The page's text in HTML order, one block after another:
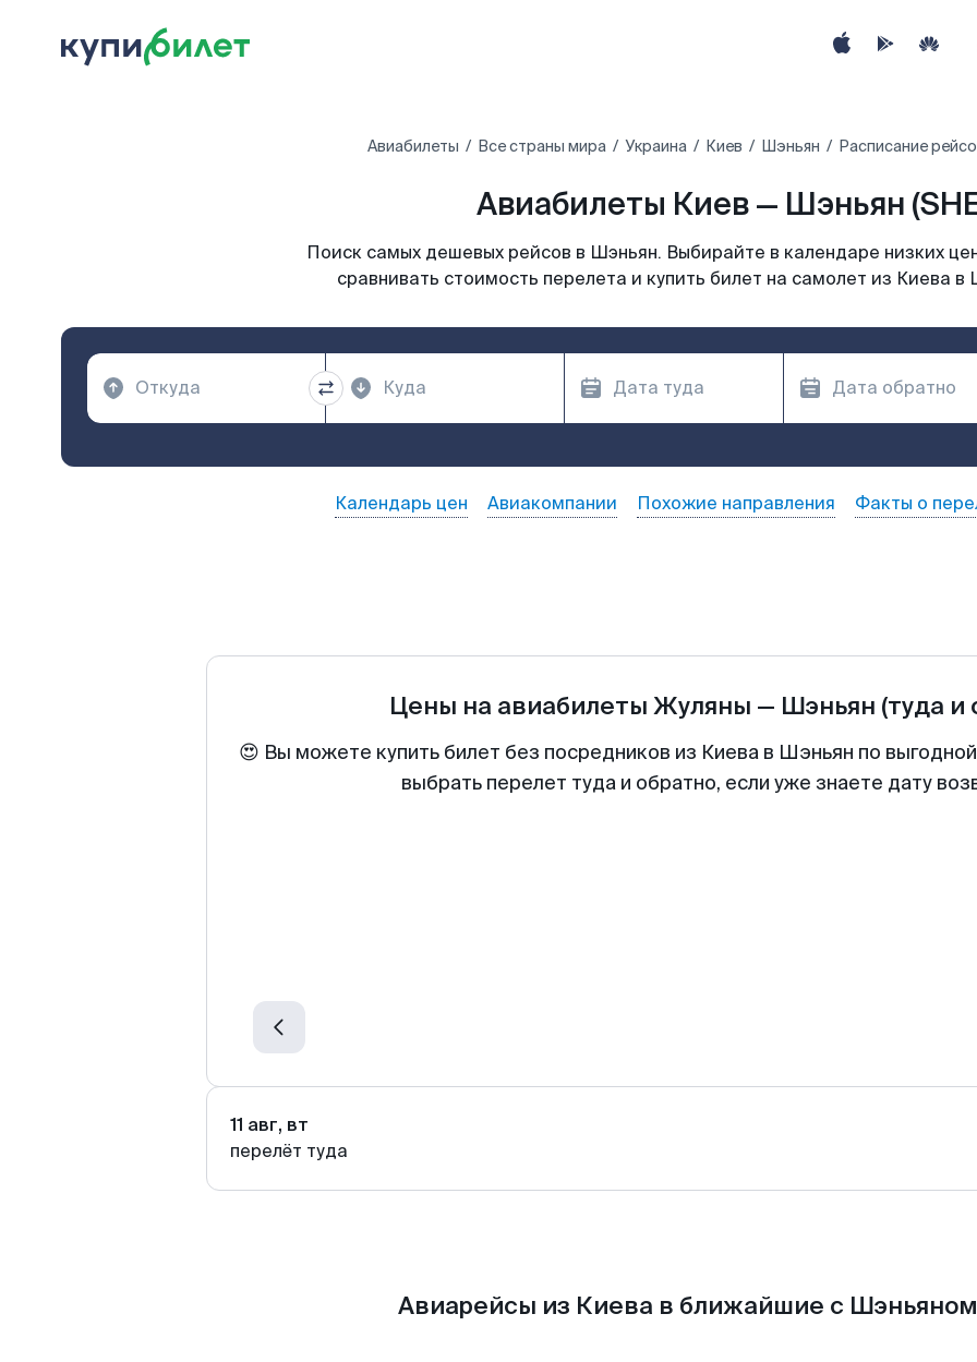
Авиабилеты Все страны мира Украина Киев Шэньян Расписание
Авиабилеты Киев — Шэньян
Поиск самых дешевых рейсов в Шэньян. Выбирайте в календаре низких
сравнивать стоимость перелета и купить билет на самолет из Киева в
Календарь цен Авиакомпании Похожие направления Факты о
Цены на авиабилеты Жуляны — Шэньян (туда и
😍 Вы можете купить билет без посредников из Киева в Шэньян по
выбрать перелет туда и обратно, если уже знаете дату
11 авг, вт
перелёт туда
Авиарейсы из Киева в ближайшие с